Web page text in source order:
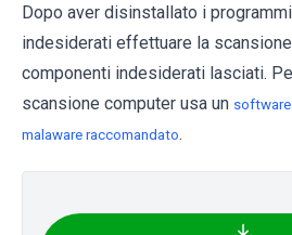
Dopo aver disinstallato i
indesiderati effettuare la
componenti indesiderati lasciati.
scansione computer usa un
malaware raccomandato.